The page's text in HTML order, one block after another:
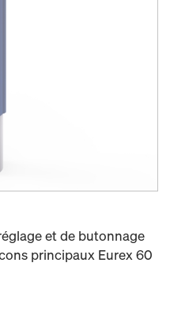
et de butonnage
principaux Eurex 60